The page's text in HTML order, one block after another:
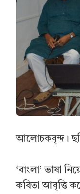
আলোচকবৃন্দ।
‘বাংলা’ ভাষা
কবিতা আবৃত্তি